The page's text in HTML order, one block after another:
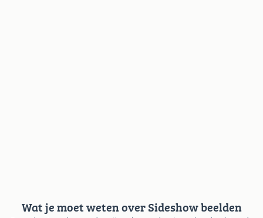
Wat je moet weten over Sideshow beelden